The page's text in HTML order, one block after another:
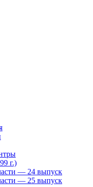
г.)
— 24 выпуск
— 25 выпуск